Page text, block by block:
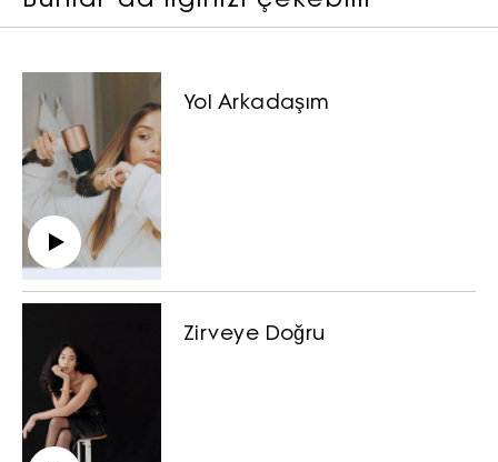
Yol Arkadaşım
Zirveye Doğru